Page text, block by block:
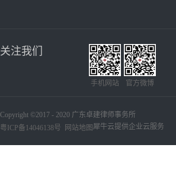
Copyright ©2017 - 2020 广东卓建律师事务所
粤ICP备14046138号 网站地图 犀牛云提供企业云服务
关注我们
手机网站 官方微博